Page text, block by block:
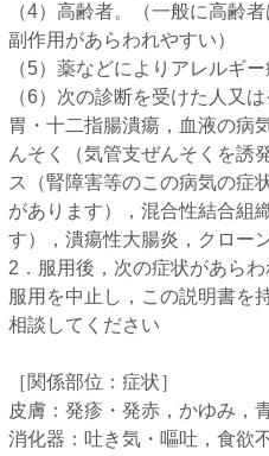
（4）高齢者。（一般に高齢
副作用があらわれやすい）
（5）薬などによりアレルギ
（6）次の診断を受けた人又
胃・十二指腸潰瘍，血液の病
んそく（気管支ぜんそくを誘
ス（腎障害等のこの病気の症
があります），混合性結合組
す），潰瘍性大腸炎，クロー
2．服用後，次の症状があら
服用を中止し，この説明書を
相談してください
［関係部位：症状］
皮膚：発疹・発赤，かゆみ，
消化器：吐き気・嘔吐，食欲